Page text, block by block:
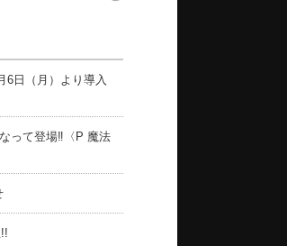
6日（月）より導入
って登場‼〈P 魔法